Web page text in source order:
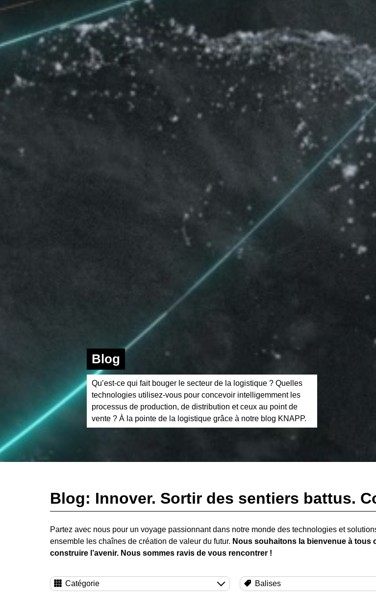
Blog
Qu’est-ce qui fait bouger le secteur de la logistique ? Quelles
technologies utilisez-vous pour concevoir intelligemment les
processus de production, de distribution et ceux au point de
vente ? À la pointe de la logistique grâce à notre blog KNAPP.
Blog: Innover. Sortir des sentiers battus.
Partez avec nous pour un voyage passionnant dans notre monde des technologies et
ensemble les chaînes de création de valeur du futur. Nous souhaitons la bienvenue à
construire l’avenir. Nous sommes ravis de vous rencontrer !